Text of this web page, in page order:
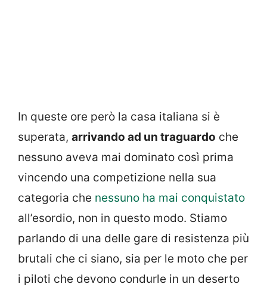
In queste ore però la casa italiana si è
superata, arrivando ad un traguardo che
nessuno aveva mai dominato così prima
vincendo una competizione nella sua
categoria che nessuno ha mai conquistato
all’esordio, non in questo modo. Stiamo
parlando di una delle gare di resistenza più
brutali che ci siano, sia per le moto che per
i piloti che devono condurle in un deserto